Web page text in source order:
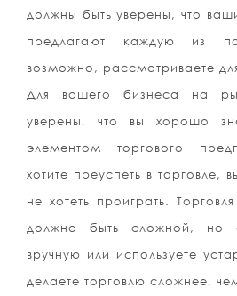
должны быть уверены, что
предлагают каждую из
возможно, рассматриваете
Для вашего бизнеса на
уверены, что вы хорошо
элементом торгового
хотите преуспеть в торговле,
не хотеть проиграть.
должна быть сложной, но
вручную или используете
делаете торговлю сложнее,